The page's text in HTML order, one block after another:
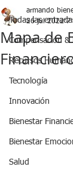
Todas las
Compensación &
Recursos
Tecnología
Innovación
Bienestar
Bienestar
Salud
Mapa de
armando
26 jul 2022 7